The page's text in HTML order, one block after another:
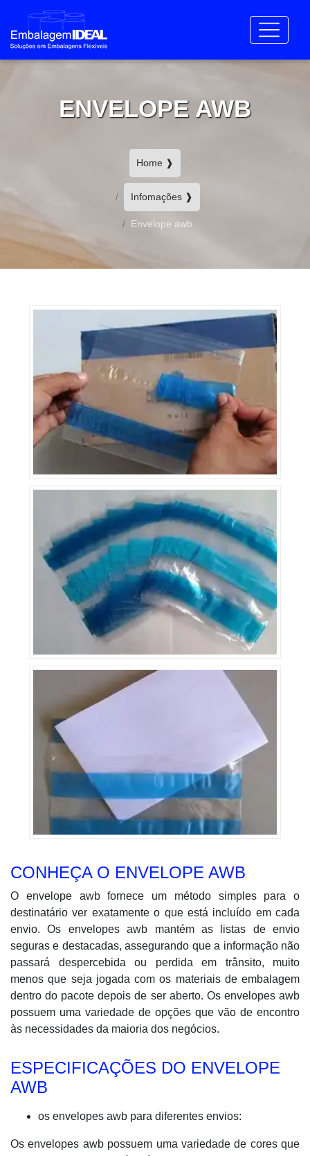
ENVELOPE AWB
Home ❱
Infomações ❱
Envelope awb
CONHEÇA O ENVELOPE AWB
O envelope awb fornece um método simples para o
destinatário ver exatamente o que está incluído em cada
envio. Os envelopes awb mantém as listas de envio
seguras e destacadas, assegurando que a informação não
passará despercebida ou perdida em trânsito, muito
menos que seja jogada com os materiais de embalagem
dentro do pacote depois de ser aberto. Os envelopes awb
possuem uma variedade de opções que vão de encontro
às necessidades da maioria dos negócios.
ESPECIFICAÇÕES DO ENVELOPE
AWB
os envelopes awb para diferentes envios:
Os envelopes awb possuem uma variedade de cores que